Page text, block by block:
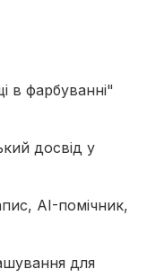
в фарбуванні"
досвід у
AI-помічник,
для